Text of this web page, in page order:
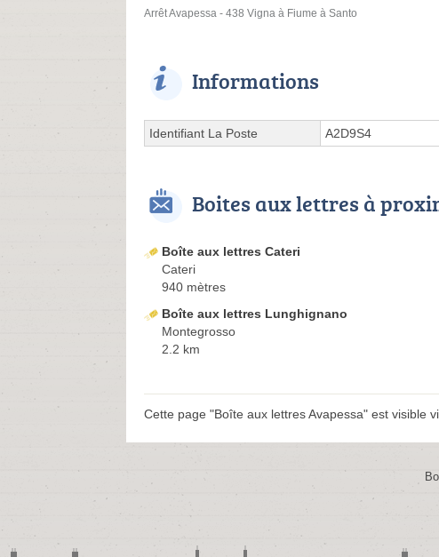
Arrêt Avapessa - 438 Vigna à Fiume à Santo
Informations
Identifiant La Poste A2D9S4
Boites aux lettres à
Boîte aux lettres Cateri
Cateri
940 mètres
Boîte aux lettres Lunghignano
Montegrosso
2.2 km
Cette page "Boîte aux lettres Avapessa" est visible